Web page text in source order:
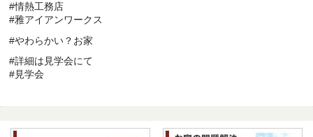
#情熱工務店
#雅アイアンワークス
#やわらかい？お家
#詳細は見学会にて
#見学会